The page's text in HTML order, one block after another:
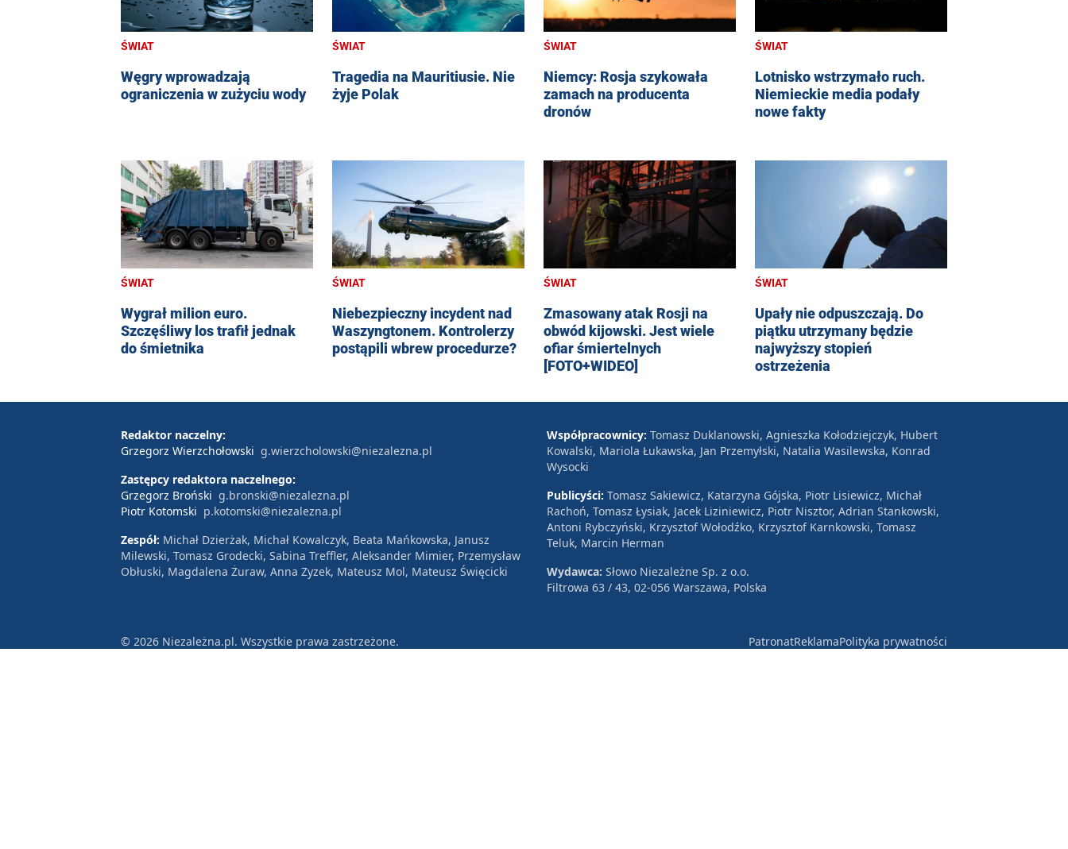
ŚWIAT
Węgry wprowadzają
ograniczenia w zużyciu wody
ŚWIAT
Tragedia na Mauritiusie. Nie
żyje Polak
ŚWIAT
Niemcy: Rosja szykowała
zamach na producenta
dronów
ŚWIAT
Lotnisko wstrzymało ruch.
Niemieckie media podały
nowe fakty
ŚWIAT
Wygrał milion euro.
Szczęśliwy los trafił jednak
do śmietnika
ŚWIAT
Niebezpieczny incydent nad
Waszyngtonem. Kontrolerzy
postąpili wbrew procedurze?
ŚWIAT
Zmasowany atak Rosji na
obwód kijowski. Jest wiele
ofiar śmiertelnych
[FOTO+WIDEO]
ŚWIAT
Upały nie odpuszczają. Do
piątku utrzymany będzie
najwyższy stopień
ostrzeżenia
Redaktor naczelny:
Grzegorz Wierzchołowski g.wierzcholowski@niezalezna.pl
Zastępcy redaktora naczelnego:
Grzegorz Broński g.bronski@niezalezna.pl
Piotr Kotomski p.kotomski@niezalezna.pl
Zespół: Michał Dzierżak, Michał Kowalczyk, Beata Mańkowska, Janusz
Milewski, Tomasz Grodecki, Sabina Treffler, Aleksander Mimier, Przemysław
Obłuski, Magdalena Żuraw, Anna Zyzek, Mateusz Mol, Mateusz Święcicki
Współpracownicy: Tomasz Duklanowski, Agnieszka Kołodziejczyk, Hubert
Kowalski, Mariola Łukawska, Jan Przemyłski, Natalia Wasilewska, Konrad
Wysocki
Publicyści: Tomasz Sakiewicz, Katarzyna Gójska, Piotr Lisiewicz, Michał
Rachoń, Tomasz Łysiak, Jacek Liziniewicz, Piotr Nisztor, Adrian Stankowski,
Antoni Rybczyński, Krzysztof Wołodźko, Krzysztof Karnkowski, Tomasz
Teluk, Marcin Herman
Wydawca: Słowo Niezależne Sp. z o.o.
Filtrowa 63 / 43, 02-056 Warszawa, Polska
© 2026 Niezależna.pl. Wszystkie prawa zastrzeżone. PatronatReklamaPolityka prywatności